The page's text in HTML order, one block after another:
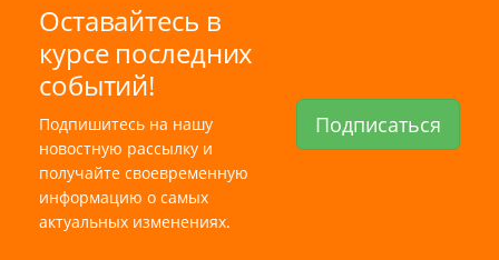
Оставайтесь в
курсе последних
событий!
Подпишитесь на нашу
новостную рассылку и
получайте своевременную
информацию о самых
актуальных изменениях.
Подписаться